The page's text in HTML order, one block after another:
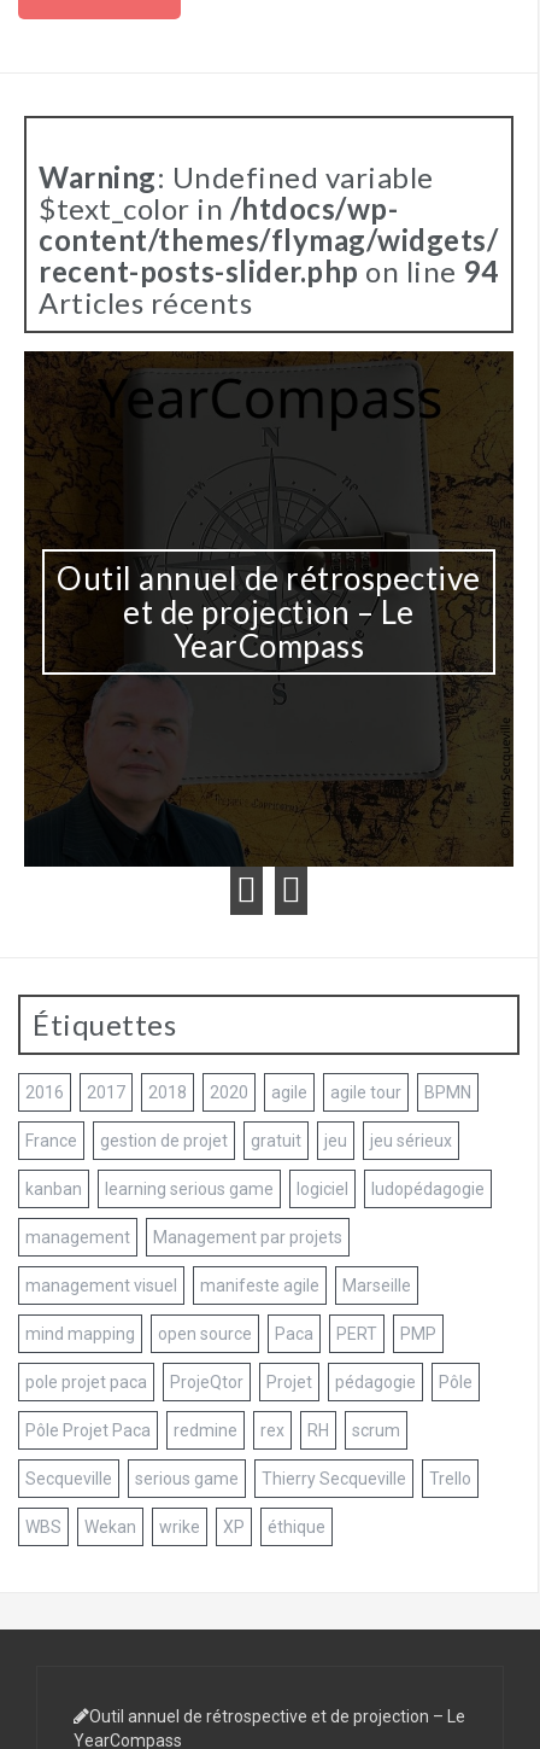
Warning: Undefined variable
$text_color in /htdocs/wp-
content/themes/flymag/widgets/
recent-posts-slider.php on line 94
Articles récents
de rétrospective
– Le
Une IA
Étiquettes
2016 2017 2018 2020 agile agile tour BPMN
France gestion de projet gratuit jeu jeu sérieux
kanban learning serious game logiciel ludopédagogie
management Management par projets
management visuel manifeste agile Marseille
mind mapping open source Paca PERT PMP
pole projet paca ProjeQtor Projet pédagogie Pôle
Pôle Projet Paca redmine rex RH scrum
Secqueville serious game Thierry Secqueville Trello
WBS Wekan wrike XP éthique
Outil annuel de rétrospective et de projection – Le
YearCompass